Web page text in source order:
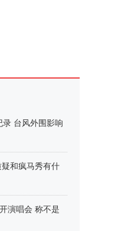
台风外围影响
和疯马秀有什
演唱会 称不是